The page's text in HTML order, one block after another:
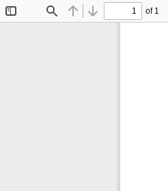
Find Previous
Next
of 1